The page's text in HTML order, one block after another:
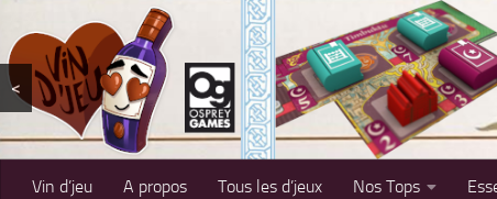
Skip to content
<
Vin d’jeu A propos Tous les d’jeux Nos Tops